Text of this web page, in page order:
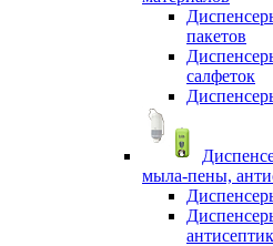
пакетов
салфеток
мыла-пены,